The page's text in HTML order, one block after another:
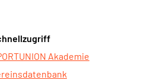
Akademie